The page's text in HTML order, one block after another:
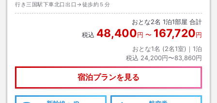
行き三国駅下車北口出口→徒歩約５分
おとな2名 1泊1部屋 合計
税込 48,400円 〜 167,720円
おとな1名 (2名1室)｜ 1泊
税込 24,200円〜83,860円
宿泊プランを見る